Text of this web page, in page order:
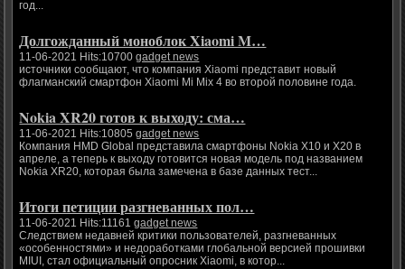
год...
Долгожданный моноблок Xiaomi M…
11-06-2021 Hits:10700gadget news
источники сообщают, что компания Xiaomi представит новый
флагманский смартфон Xiaomi Mi Mix 4 во второй половине года.
Nokia XR20 готов к выходу: сма…
11-06-2021 Hits:10805gadget news
Компания HMD Global представила смартфоны Nokia X10 и X20 в
апреле, а теперь к выходу готовится новая модель под названием
Nokia XR20, которая была замечена в базе данных тест...
Итоги петиции разгневанных пол…
11-06-2021 Hits:11161gadget news
Следствием недавней критики пользователей, разгневанных
«особенностями» и недоработками глобальной версией прошивки
MIUI, стал официальный опросник Xiaomi, в котор...